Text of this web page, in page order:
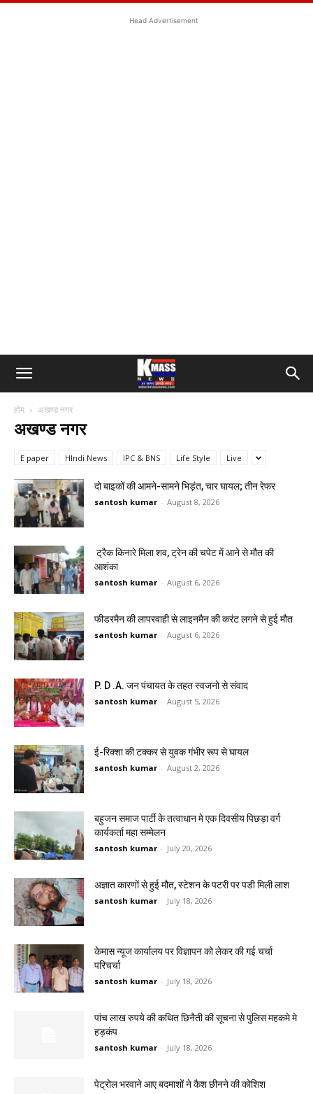
Head Advertisement
होम अखण्ड नगर
अखण्ड नगर
E paper HIndi News IPC & BNS Life Style Live
दो बाइकों की आमने-सामने भिड़ंत, चार घायल; तीन रेफर
santosh kumar - August 8, 2026
ट्रैक किनारे मिला शव, ट्रेन की चपेट में आने से मौत की
आशंका
santosh kumar - August 6, 2026
फीडरमैन की लापरवाही से लाइनमैन की करंट लगने से हुई मौत
santosh kumar - August 6, 2026
P. D .A. जन पंचायत के तहत स्वजनो से संवाद
santosh kumar - August 5, 2026
ई-रिक्शा की टक्कर से युवक गंभीर रूप से घायल
santosh kumar - August 2, 2026
बहुजन समाज पार्टी के तत्वाधान मे एक दिवसीय पिछड़ा वर्ग
कार्यकर्ता महा सम्मेलन
santosh kumar - July 20, 2026
अज्ञात कारणों से हुई मौत, स्टेशन के पटरी पर पडी मिली लाश
santosh kumar - July 18, 2026
केमास न्यूज कार्यालय पर विज्ञापन को लेकर की गई चर्चा
परिचर्चा
santosh kumar - July 18, 2026
पांच लाख रुपये की कथित छिनैती की सूचना से पुलिस महकमे मे
हड़कंप
santosh kumar - July 18, 2026
पेट्रोल भरवाने आए बदमाशों ने कैश छीनने की कोशिश